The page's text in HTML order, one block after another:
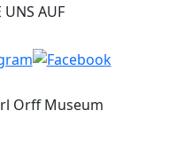
UNS AUF
Orff Museum